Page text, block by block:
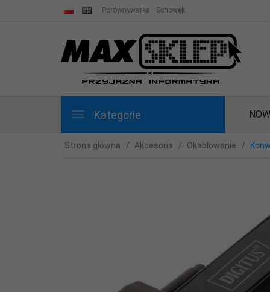
Porównywarka Schowek
Kategorie
Strona główna Akcesoria Okablowanie